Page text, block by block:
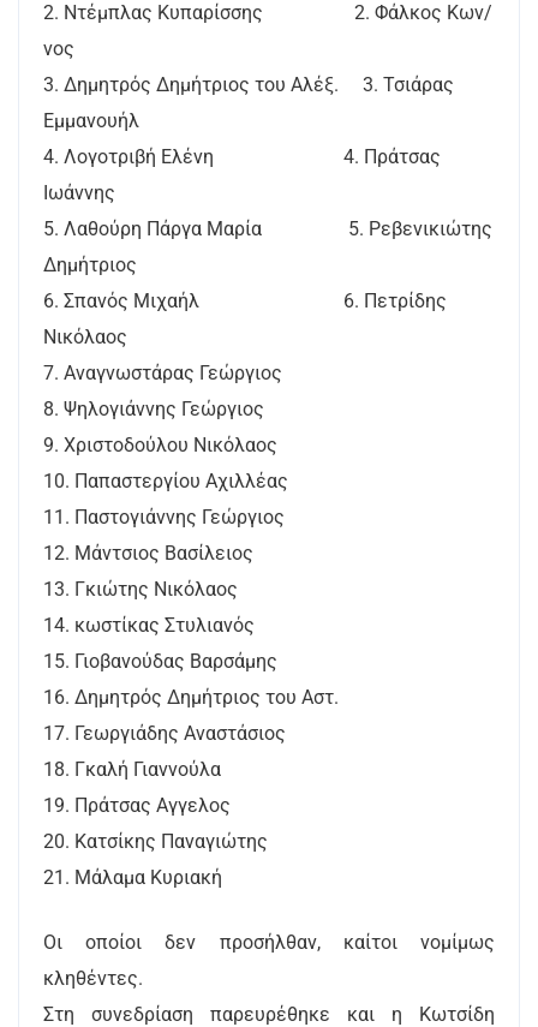
2. Ντέμπλας Κυπαρίσσης 2. Φάλκος Κων/
νος
3. Δημητρός Δημήτριος του Αλέξ. 3. Τσιάρας
Εμμανουήλ
4. Λογοτριβή Ελένη 4. Πράτσας
Ιωάννης
5. Λαθούρη Πάργα Μαρία 5. Ρεβενικιώτης
Δημήτριος
6. Σπανός Μιχαήλ 6. Πετρίδης
Νικόλαος
7. Αναγνωστάρας Γεώργιος
8. Ψηλογιάννης Γεώργιος
9. Χριστοδούλου Νικόλαος
10. Παπαστεργίου Αχιλλέας
11. Παστογιάννης Γεώργιος
12. Μάντσιος Βασίλειος
13. Γκιώτης Νικόλαος
14. κωστίκας Στυλιανός
15. Γιοβανούδας Βαρσάμης
16. Δημητρός Δημήτριος του Αστ.
17. Γεωργιάδης Αναστάσιος
18. Γκαλή Γιαννούλα
19. Πράτσας Αγγελος
20. Κατσίκης Παναγιώτης
21. Μάλαμα Κυριακή
Οι οποίοι δεν προσήλθαν, καίτοι νομίμως
κληθέντες.
Στη συνεδρίαση παρευρέθηκε και η Κωτσίδη